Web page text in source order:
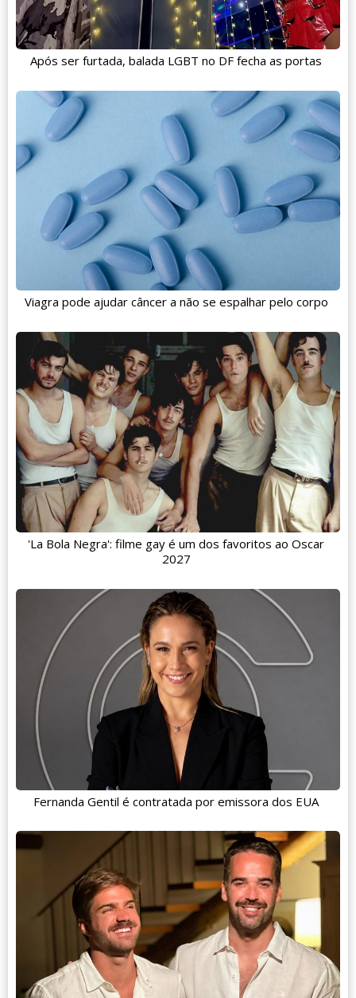
Após ser furtada, balada LGBT no DF fecha as portas
Viagra pode ajudar câncer a não se espalhar pelo corpo
'La Bola Negra': filme gay é um dos favoritos ao Oscar
2027
Fernanda Gentil é contratada por emissora dos EUA